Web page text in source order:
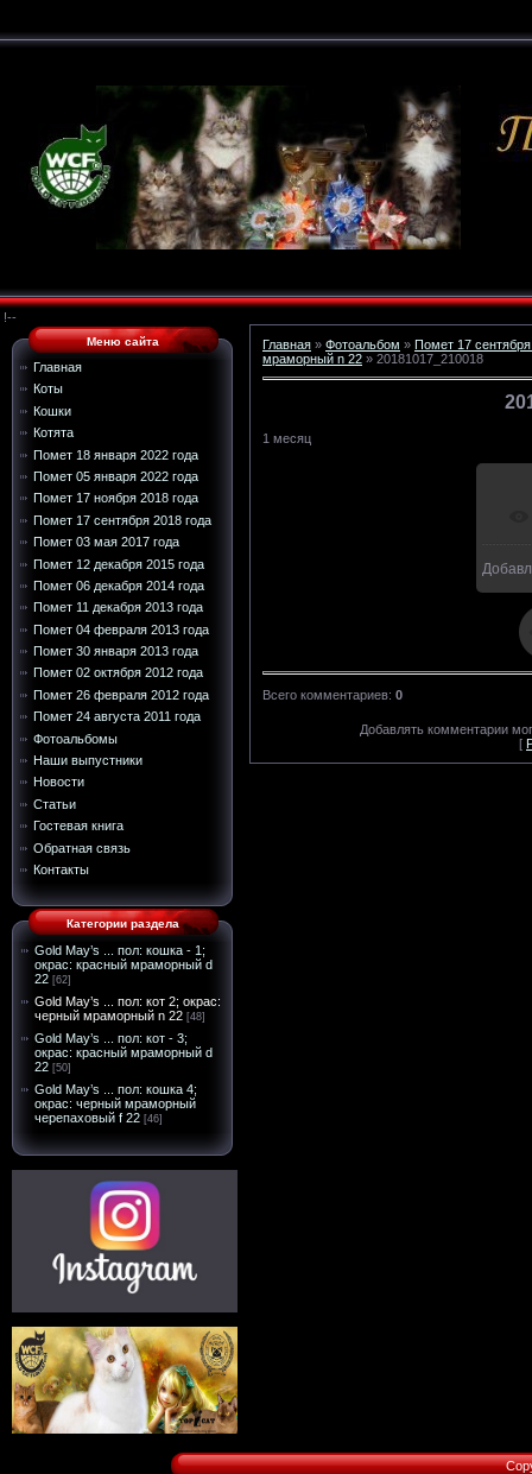
!--
Меню сайта
Главная
Коты
Кошки
Котята
Помет 18 января 2022 года
Помет 05 января 2022 года
Помет 17 ноября 2018 года
Помет 17 сентября 2018 года
Помет 03 мая 2017 года
Помет 12 декабря 2015 года
Помет 06 декабря 2014 года
Помет 11 декабря 2013 года
Помет 04 февраля 2013 года
Помет 30 января 2013 года
Помет 02 октября 2012 года
Помет 26 февраля 2012 года
Помет 24 августа 2011 года
Фотоальбомы
Наши выпустники
Новости
Статьи
Гостевая книга
Обратная связь
Контакты
Категории раздела
Gold May’s ... пол: кошка - 1;
окрас: красный мраморный d
22 [62]
Gold May’s ... пол: кот 2; окрас:
черный мраморный n 22 [48]
Gold May’s ... пол: кот - 3;
окрас: красный мраморный d
22 [50]
Gold May’s ... пол: кошка 4;
окрас: черный мраморный
черепаховый f 22 [46]
Главная » Фотоальбом » Помет 17 сентября
мраморный n 22 » 20181017_210018
1 месяц
Всего комментариев: 0
Добавлять комментарии
[